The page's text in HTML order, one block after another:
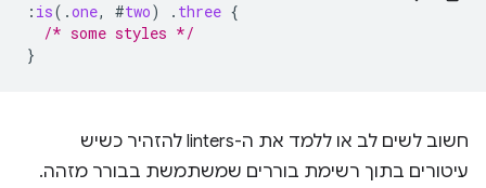
: is( .one, #two) . three {
/* some styles */
}
חשוב לשים לב או ללמד את ה-linters להזהיר כשיש
עיטורים בתוך רשימת בוררים שמשתמשת בבורר מזהה.